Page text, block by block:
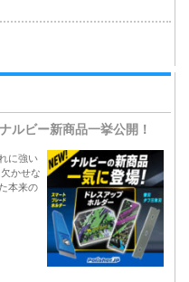
ルビー新商品一挙公開！
に強い
かせな
本来の